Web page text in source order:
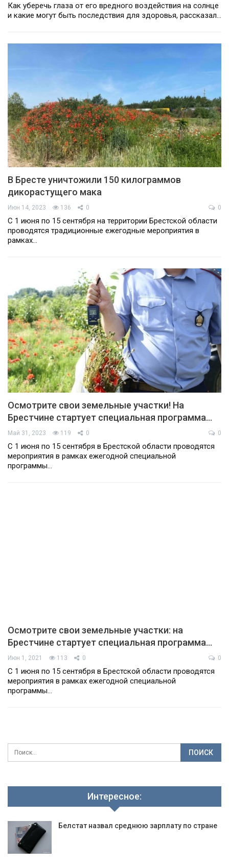
Как уберечь глаза от его вредного воздействия на солнце
и какие могут быть последствия для здоровья, рассказал…
В Бресте уничтожили 150 килограммов
дикорастущего мака
Июн 14, 2023 136 0 0
С 1 июня по 15 сентября на территории Брестской области
проводятся традиционные ежегодные мероприятия в
рамках…
Осмотрите свои земельные участки! На
Брестчине стартует специальная программа…
Май 31, 2023 119 0 0
С 1 июня по 15 сентября в Брестской области проводятся
мероприятия в рамках ежегодной специальной
программы…
Осмотрите свои земельные участки: на
Брестчине стартует специальная программа…
Июн 1, 2021 113 0 0
С 1 июня по 15 сентября в Брестской области проводятся
мероприятия в рамках ежегодной специальной
программы…
Интересное:
Белстат назвал среднюю зарплату по стране